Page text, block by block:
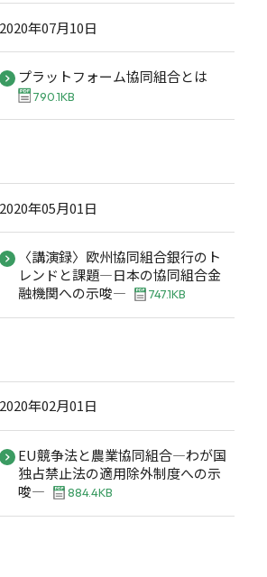
2020年07月10日
プラットフォーム協同組合とは
790.1KB
2020年05月01日
〈講演録〉欧州協同組合銀行のト
レンドと課題―日本の協同組合金
融機関への示唆―
747.1KB
2020年02月01日
EU競争法と農業協同組合―わが国
独占禁止法の適用除外制度への示
唆―
884.4KB